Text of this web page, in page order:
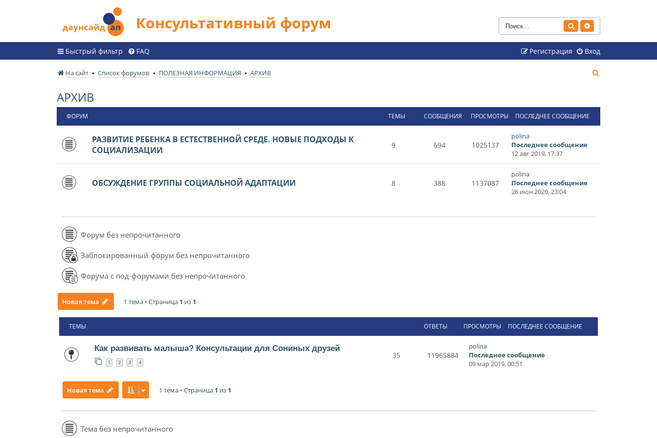
Консультативный форум Поиск
Быстрый фильтр FAQ Вход
Регистрация
На сайт Список форумов ПОЛЕЗНАЯ ИНФОРМАЦИЯ АРХИВ
с
АРХИВ
ФОРУМ ТЕМЫ СООБЩЕНИЯ ПРОСМОТРЫ ПОСЛЕДНЕЕ СООБЩЕНИЕ
РАЗВИТИЕ РЕБЕНКА В ЕСТЕСТВЕННОЙ СРЕДЕ. НОВЫЕ ПОДХОДЫ К
СОЦИАЛИЗАЦИИ
9 694 1025137
polina
Последнее сообщение
12 авг 2019, 17:37
ОБСУЖДЕНИЕ ГРУППЫ СОЦИАЛЬНОЙ АДАПТАЦИИ 8 388 1137087
polina
Последнее сообщение
26 июн 2020, 23:04
Форум без непрочитанного
Заблокированный форум без непрочитанного
Форума с под-форумами без непрочитанного
Новая тема 1 тема • Страница 1 из 1
ТЕМЫ ОТВЕТЫ ПРОСМОТРЫ ПОСЛЕДНЕЕ СООБЩЕНИЕ
Как развивать малыша? Консультации для Сониных друзей
1 2 3 4
35 11965884
polina
Последнее сообщение
09 мар 2019, 00:51
Новая тема 1 тема • Страница 1 из 1
Тема без непрочитанного